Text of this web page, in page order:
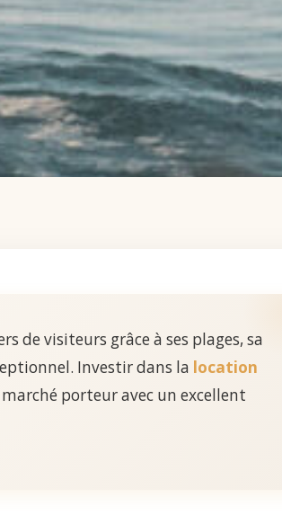
de visiteurs grâce à ses plages, sa
Investir dans la location
porteur avec un excellent